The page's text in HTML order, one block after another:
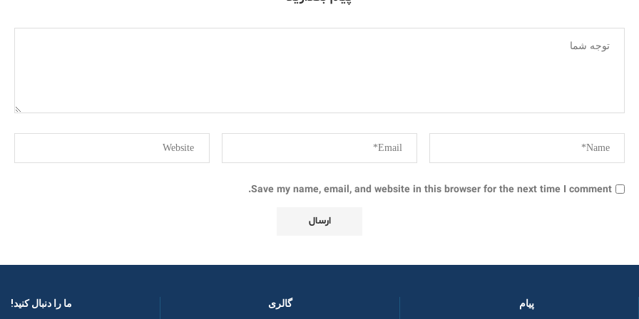
Save my name, email, and website in this browser for the next time I comment.
پیام گالری ما را دنبال کنید! ​